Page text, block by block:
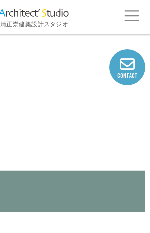
清正崇建築設計スタジオ
CONTACT